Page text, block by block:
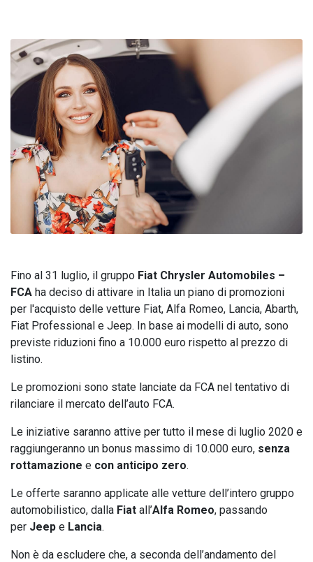
Fino al 31 luglio, il gruppo Fiat Chrysler Automobiles –
FCA ha deciso di attivare in Italia un piano di promozioni
per l'acquisto delle vetture Fiat, Alfa Romeo, Lancia, Abarth,
Fiat Professional e Jeep. In base ai modelli di auto, sono
previste riduzioni fino a 10.000 euro rispetto al prezzo di
listino.
Le promozioni sono state lanciate da FCA nel tentativo di
rilanciare il mercato dell’auto FCA.
Le iniziative saranno attive per tutto il mese di luglio 2020 e
raggiungeranno un bonus massimo di 10.000 euro, senza
rottamazione e con anticipo zero.
Le offerte saranno applicate alle vetture dell’intero gruppo
automobilistico, dalla Fiat all’Alfa Romeo, passando
per Jeep e Lancia.
Non è da escludere che, a seconda dell’andamento del